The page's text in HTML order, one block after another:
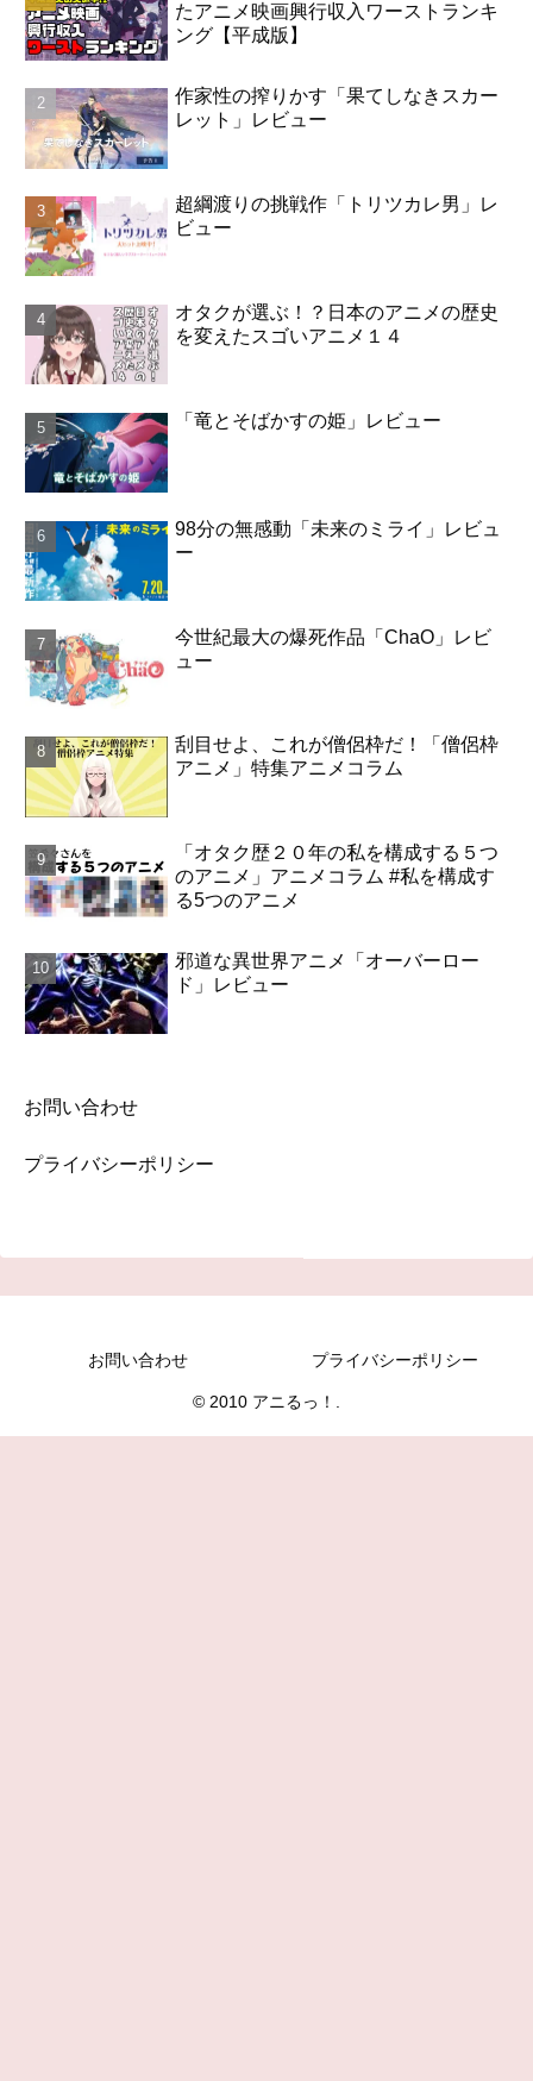
たアニメ映画興行収入ワーストランキ
ング【平成版】
作家性の搾りかす「果てしなきスカー
レット」レビュー
超綱渡りの挑戦作「トリツカレ男」レ
ビュー
オタクが選ぶ！？日本のアニメの歴史
を変えたスゴいアニメ１４
「竜とそばかすの姫」レビュー
98分の無感動「未来のミライ」レビュ
ー
今世紀最大の爆死作品「ChaO」レビ
ュー
刮目せよ、これが僧侶枠だ！「僧侶枠
アニメ」特集アニメコラム
「オタク歴２０年の私を構成する５つ
のアニメ」アニメコラム #私を構成す
る5つのアニメ
邪道な異世界アニメ「オーバーロー
ド」レビュー
お問い合わせ
プライバシーポリシー
お問い合わせ プライバシーポリシー
© 2010 アニるっ！.